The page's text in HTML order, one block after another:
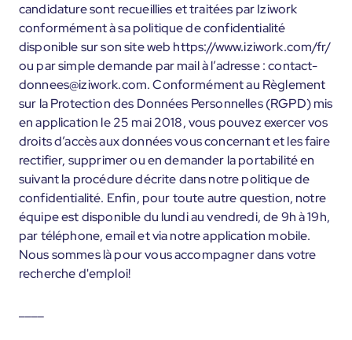
candidature sont recueillies et traitées par Iziwork
conformément à sa politique de confidentialité
disponible sur son site web https://www.iziwork.com/fr/
ou par simple demande par mail à l’adresse : contact-
donnees@iziwork.com. Conformément au Règlement
sur la Protection des Données Personnelles (RGPD) mis
en application le 25 mai 2018, vous pouvez exercer vos
droits d’accès aux données vous concernant et les faire
rectifier, supprimer ou en demander la portabilité en
suivant la procédure décrite dans notre politique de
confidentialité. Enfin, pour toute autre question, notre
équipe est disponible du lundi au vendredi, de 9h à 19h,
par téléphone, email et via notre application mobile.
Nous sommes là pour vous accompagner dans votre
recherche d'emploi!